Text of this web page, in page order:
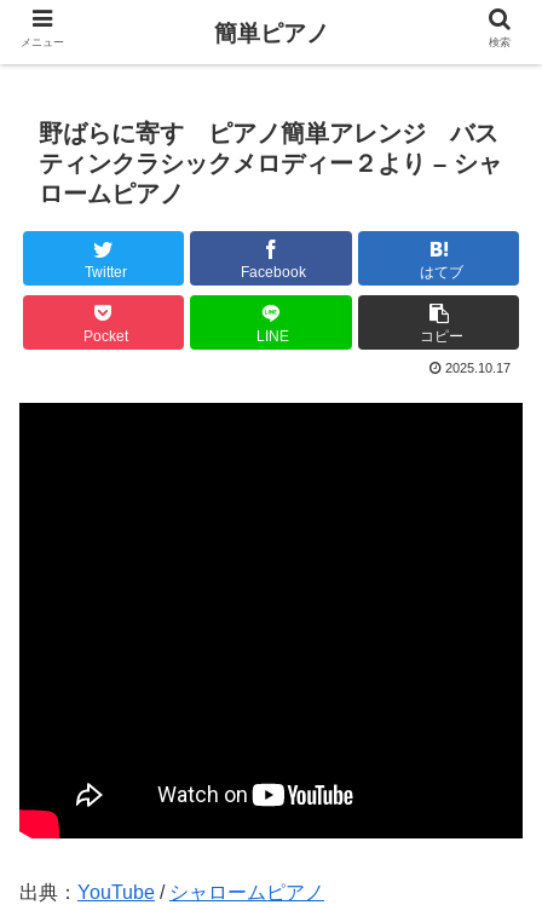
野ばらに寄す ピアノ簡単アレンジ バス
ティンクラシックメロディー２より – シャ
ロームピアノ
Twitter Facebook はてブ
Pocket LINE コピー
2025.10.17
出典： YouTube / シャロームピアノ
メニュー 簡単ピアノ 検索